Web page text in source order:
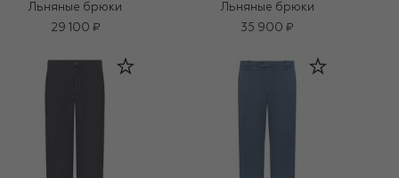
Льняные брюки
29 100 ₽
Льняные брюки
35 900 ₽